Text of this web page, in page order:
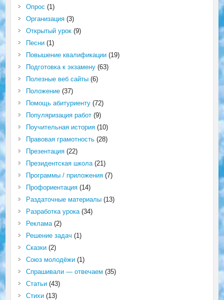
Опрос (1)
Организация(3)
Открытый урок(9)
Песни(1)
Повышение квалификации(19)
Подготовка к экзамену(63)
Полезные веб сайты(6)
Положение(37)
Помощь абитуриенту(72)
Популяризация работ(9)
Поучительная история(10)
Правовая грамотность(28)
Презентация(22)
Президентская школа(21)
Программы / приложения(7)
Профориентация(14)
Раздаточные материалы(13)
Разработка урока(34)
Реклама(2)
Решение задач (1)
Сказки(2)
Союз молодёжи(1)
Спрашивали — отвечаем (35)
Статьи(43)
Стихи(13)